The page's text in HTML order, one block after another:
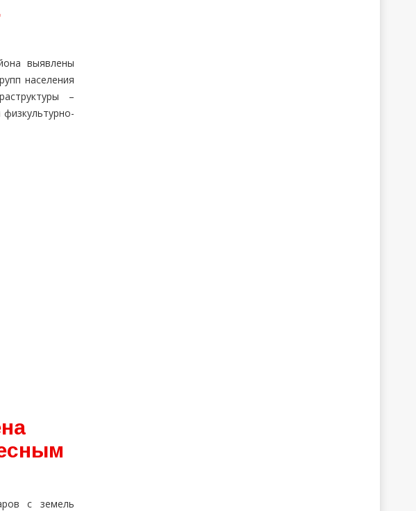
выявлены
населения
–
с земель